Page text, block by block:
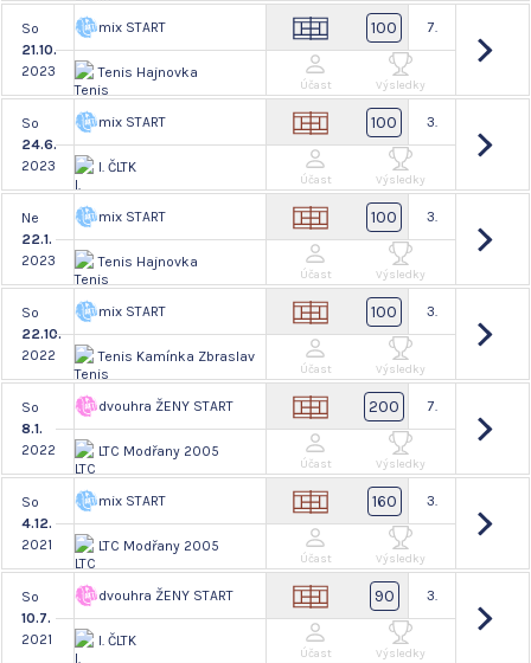
So
21.10.
2023
mix START
Tenis Hajnovka
100 7.
Účast Výsledky
So
24.6.
2023
mix START
I. ČLTK
100 3.
Účast Výsledky
Ne
22.1.
2023
mix START
Tenis Hajnovka
100 3.
Účast Výsledky
So
22.10.
2022
mix START
Tenis Kamínka ZbrasIav
100 3.
Účast Výsledky
So
8.1.
2022
dvouhra ŽENY START
LTC Modřany 2005
200 7.
Účast Výsledky
So
4.12.
2021
mix START
LTC Modřany 2005
160 3.
Účast Výsledky
So
10.7.
2021
dvouhra ŽENY START
I. ČLTK
90 3.
Účast Výsledky